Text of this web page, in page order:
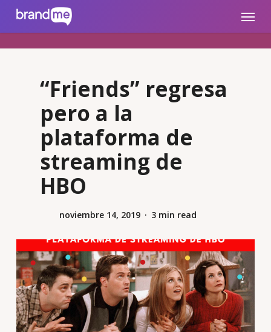
brandme.la Menu
“Friends” regresa
pero a la
plataforma de
streaming de
HBO
noviembre 14, 2019 3 min read